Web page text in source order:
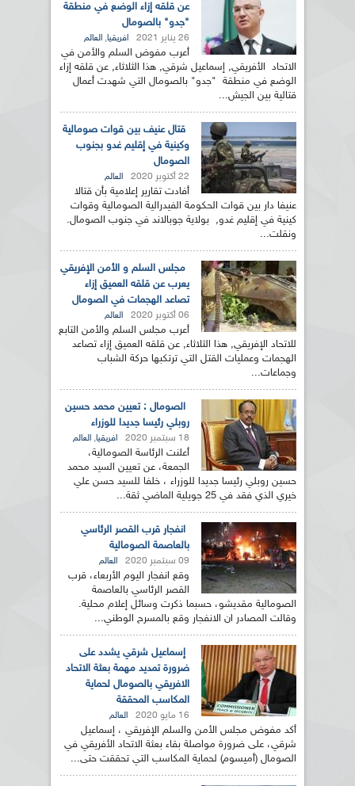
عن قلقه إزاء الوضع في منطقة
"جدو" بالصومال
26 يناير 2021 افريقيا, العالم
أعرب مفوض السلم والأمن في
الاتحاد الأفريقي, إسماعيل شرقي, هذا الثلاثاء, عن قلقه إزاء
الوضع في منطقة "جدو" بالصومال التي شهدت أعمال
قتالية بين الجيش...
قتال عنيف بين قوات صومالية
وكينية في إقليم غدو بجنوب
الصومال
22 أكتوبر 2020 العالم
أفادت تقارير إعلامية بأن قتالا
عنيفا دار بين قوات الحكومة الفيدرالية الصومالية وقوات
كينية في إقليم غدو, بولاية جوبالاند في جنوب الصومال.
ونقلت...
مجلس السلم و الأمن الإفريقي
يعرب عن قلقه العميق إزاء
تصاعد الهجمات في الصومال
06 أكتوبر 2020 العالم
أعرب مجلس السلم والأمن التابع
للاتحاد الإفريقي, هذا الثلاثاء, عن قلقه العميق إزاء تصاعد
الهجمات وعمليات القتل التي ترتكبها حركة الشباب
وجماعات...
الصومال : تعيين محمد حسين
روبلي رئيسا جديدا للوزراء
18 سبتمبر 2020 افريقيا, العالم
أعلنت الرئاسة الصومالية،
الجمعة، عن تعيين السيد محمد
حسين روبلي رئيسا جديدا للوزراء ، خلفا للسيد حسن علي
خيري الذي فقد في 25 جويلية الماضي ثقة...
انفجار قرب القصر الرئاسي
بالعاصمة الصومالية
09 سبتمبر 2020 العالم
وقع انفجار اليوم الأربعاء، قرب
القصر الرئاسي بالعاصمة
الصومالية مقديشو، حسبما ذكرت وسائل إعلام محلية.
وقالت المصادر ان الانفجار وقع بالمسرح الوطني...
إسماعيل شرقي يشدد على
ضرورة تمديد مهمة بعثة الاتحاد
الافريقي بالصومال لحماية
المكاسب المحققة
16 مايو 2020 العالم
أكد مفوض مجلس الأمن والسلم الإفريقي ، إسماعيل
شرقي، على ضرورة مواصلة بقاء بعثة الاتحاد الأفريقي في
الصومال (أميسوم) لحماية المكاسب التي تحققت حتى...